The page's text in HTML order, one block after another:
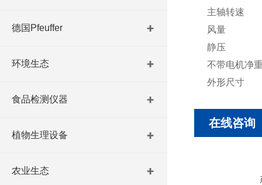
德国Pfeuffer
环境生态
食品检测仪器
植物生理设备
农业生态
主轴转速
风量
静压
不带电机净
外形尺寸
在线咨询